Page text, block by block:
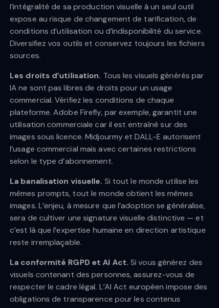
l’intégralité de sa production visuelle à un seul outil
expose au risque de changement de tarification, de
conditions d’utilisation ou d’indisponibilité du service.
Diversifiez vos outils et conservez toujours les fichiers
sources.
Les droits d’utilisation. Tous les visuels générés par
IA ne sont pas libres de droits pour un usage
commercial. Vérifiez les conditions de chaque
plateforme. Adobe Firefly, par exemple, garantit une
utilisation commerciale car il est entraîné sur des
images sous licence. Midjourmy et DALL-E autorisent
l’usage commercial mais avec certaines restrictions
selon le type d’abonnement.
La banalisation visuelle. Si tout le monde utilise les
mêmes prompts, tout le monde obtient les mêmes
images. L’enjeu, à mesure que l’adoption se généralise,
sera de cultiver une signature visuelle distinctive — et
c’est là que l’expertise humaine en direction artistique
reste irremplaçable.
La conformité RGPD et AI Act. Si vous générez des
visuels contenant des personnes, assurez-vous de
respecter le cadre légal. L’AI Act européen impose des
obligations de transparence pour les contenus